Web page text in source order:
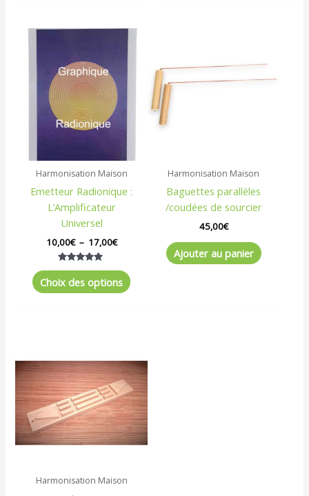
Harmonisation Maison
Emetteur Radionique :
L’Amplificateur
Universel
10,00€ – 17,00€
Plage
prix :
17,00€
Note
5.00
sur 5
Choix des options
plusieurs
variations.
options
être
sur
Harmonisation Maison
Baguettes parallèles
/coudées de sourcier
45,00€
Ajouter au panier
Harmonisation Maison